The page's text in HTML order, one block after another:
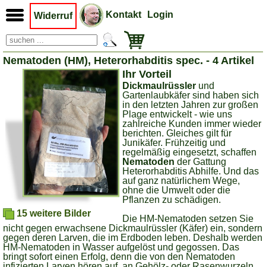
Widerruf Kontakt Login
Nematoden (HM), Heterorhabditis spec. - 4 Artikel
15 weitere Bilder
Ihr Vorteil
Dickmaulrüsslerund
Gartenlaubkäfer sind haben sich
in den letzten Jahren zur großen
Plage entwickelt - wie uns
zahlreiche Kunden immer wieder
berichten. Gleiches gilt für
Junikäfer. Frühzeitig und
regelmäßig eingesetzt, schaffen
Nematoden der Gattung
Heterorhabditis Abhilfe. Und das
auf ganz natürlichem Wege,
ohne die Umwelt oder die
Pflanzen zu schädigen.
Die HM-Nematoden setzen Sie
nicht gegen erwachsene Dickmaulrüssler (Käfer) ein, sondern
gegen deren Larven, die im Erdboden leben. Deshalb werden
HM-Nematoden in Wasser aufgelöst und gegossen. Das
bringt sofort einen Erfolg, denn die von den Nematoden